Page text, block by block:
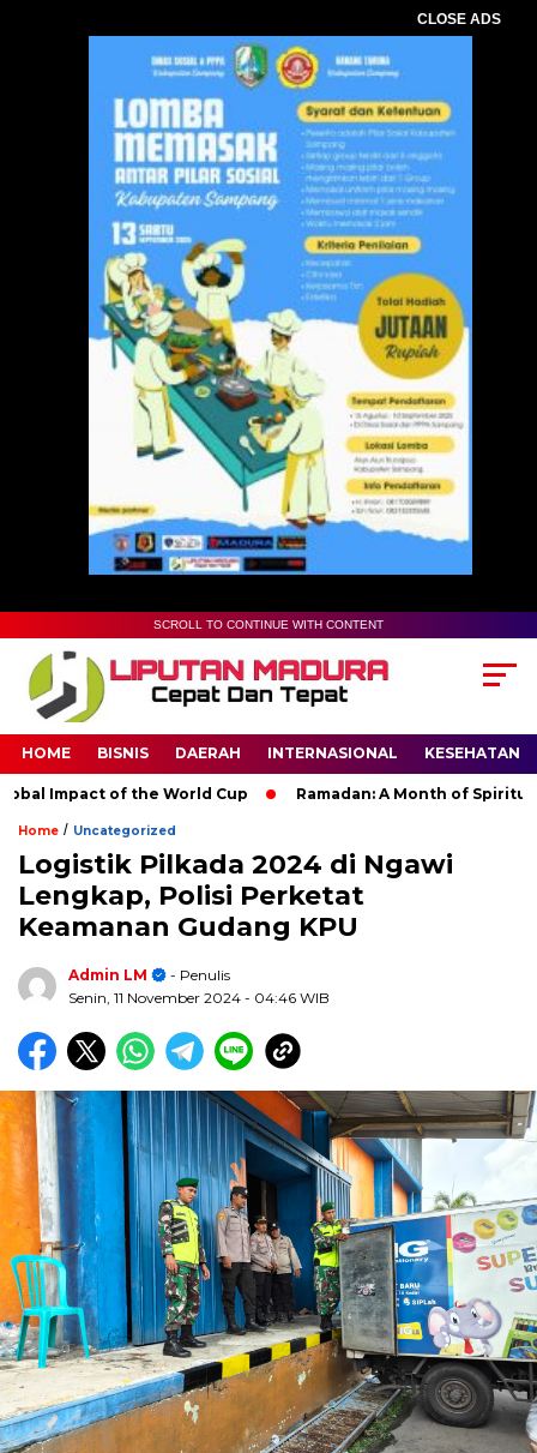
CLOSE ADS
SCROLL TO CONTINUE WITH CONTENT
HOME BISNIS DAERAH INTERNASIONAL KESEHATAN
Impact of the World Cup Ramadan: A Month of Spiritual
Home / Uncategorized
Logistik Pilkada 2024 di Ngawi
Lengkap, Polisi Perketat
Keamanan Gudang KPU
Admin LM
- Penulis
Senin, 11 November 2024 - 04:46 WIB